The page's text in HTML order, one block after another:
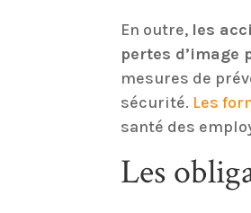
En outre, les
pertes d’image
mesures de
sécurité. Les
santé des
Les